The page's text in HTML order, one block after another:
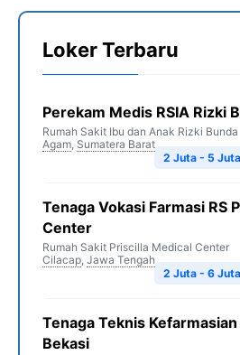
Loker Terbaru
Perekam Medis RSIA Rizki
Rumah Sakit Ibu dan Anak Rizki Bunda
Agam, Sumatera Barat
2 Juta - 5 Juta
Tenaga Vokasi Farmasi RS
Center
Rumah Sakit Priscilla Medical Center
Cilacap, Jawa Tengah
2 Juta - 6 Juta
Tenaga Teknis
Bekasi